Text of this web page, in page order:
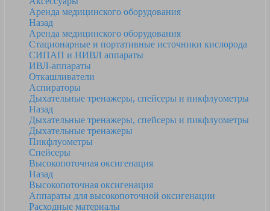
Аренда медицинского оборудования
Назад
Аренда медицинского оборудования
Стационарные и портативные источники кислорода
СИПАП и НИВЛ аппараты
ИВЛ-аппараты
Откашливатели
Аспираторы
Дыхательные тренажеры, спейсеры и пикфлуометры
Назад
Дыхательные тренажеры, спейсеры и пикфлуометры
Дыхательные тренажеры
Пикфлуометры
Спейсеры
Высокопоточная оксигенация
Назад
Высокопоточная оксигенация
Аппараты для высокопоточной оксигенации
Расходные материалы